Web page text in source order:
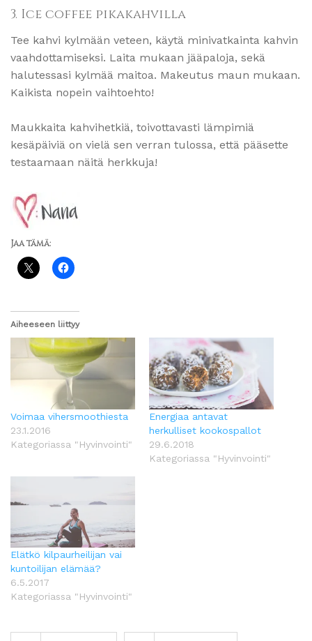
3. Ice coffee pikakahvilla
Tee kahvi kylmään veteen, käytä minivatkainta kahvin
vaahdottamiseksi. Laita mukaan jääpaloja, sekä
halutessasi kylmää maitoa. Makeutus maun mukaan.
Kaikista nopein vaihtoehto!
Maukkaita kahvihetkiä, toivottavasti lämpimiä
kesäpäiviä on vielä sen verran tulossa, että pääsette
testaamaan näitä herkkuja!
Jaa tämä:
Aiheeseen liittyy
Voimaa vihersmoothiesta
23.1.2016
Kategoriassa "Hyvinvointi"
Energiaa antavat
herkulliset kookospallot
29.6.2018
Kategoriassa "Hyvinvointi"
Elätkö kilpaurheilijan vai
kuntoilijan elämää?
6.5.2017
Kategoriassa "Hyvinvointi"